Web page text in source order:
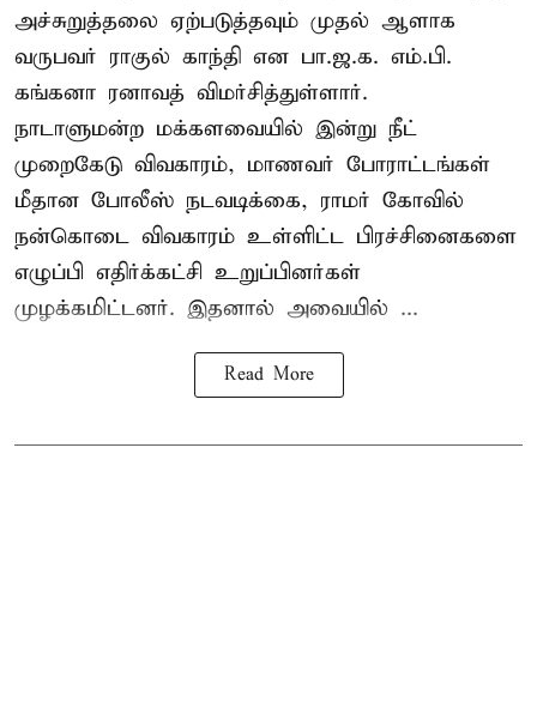
அச்சுறுத்தலை ஏற்படுத்தவும் முதல் ஆளாக
வருபவர் ராகுல் காந்தி என பா.ஜ.க. எம்.பி.
கங்கனா ரனாவத் விமர்சித்துள்ளார்.
நாடாளுமன்ற மக்களவையில் இன்று நீட்
முறைகேடு விவகாரம், மாணவர் போராட்டங்கள்
மீதான போலீஸ் நடவடிக்கை, ராமர் கோவில்
நன்கொடை விவகாரம் உள்ளிட்ட பிரச்சினைகளை
எழுப்பி எதிர்க்கட்சி உறுப்பினர்கள்
முழக்கமிட்டனர். இதனால் அவையில் ...
Read More